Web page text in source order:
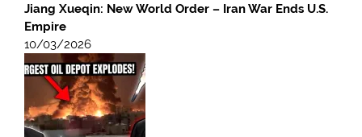
Jiang Xueqin: New World Order – Iran War Ends U.S.
Empire
10/03/2026